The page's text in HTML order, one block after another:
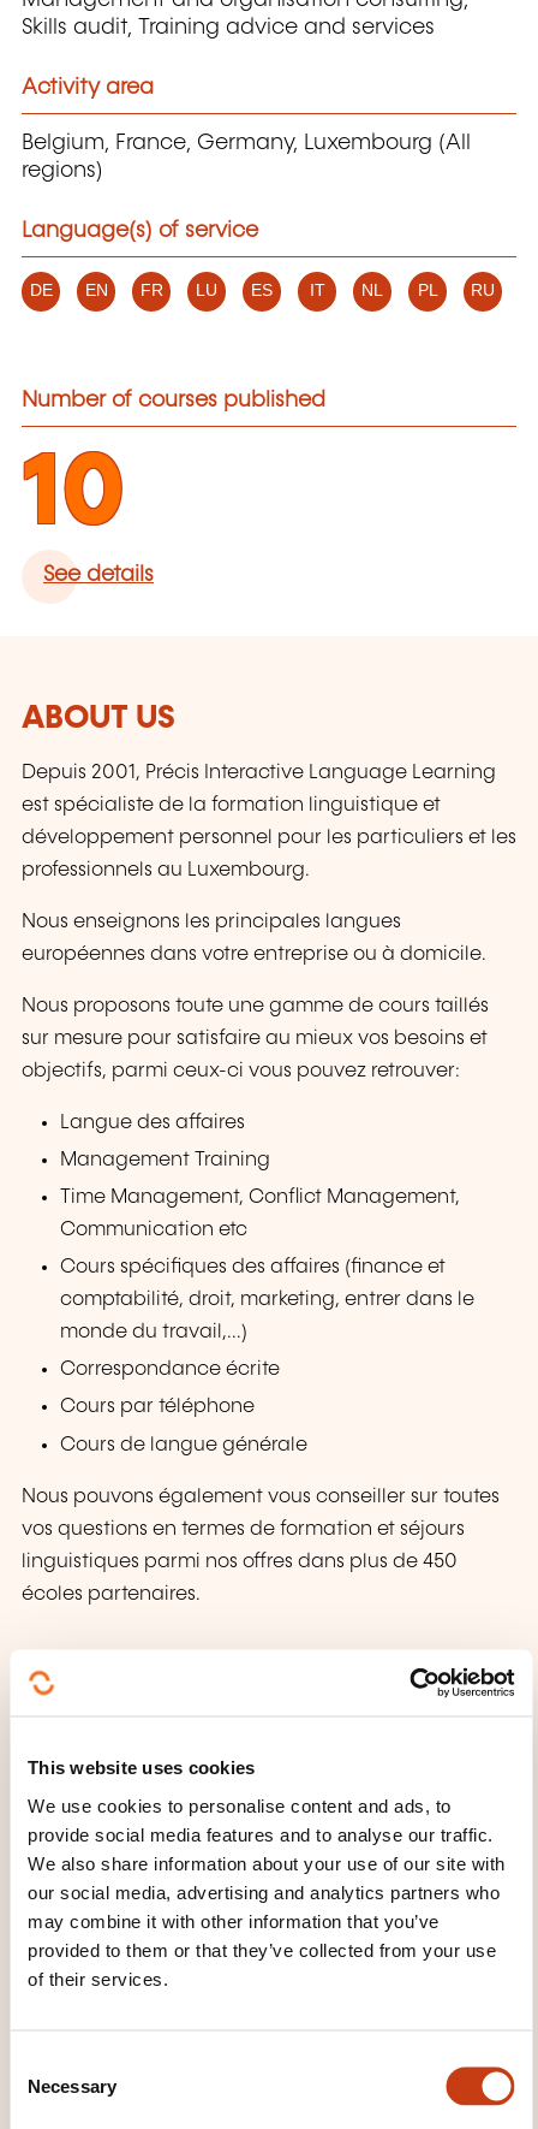
This website uses cookies
We use cookies to personalise content and ads, to
provide social media features and to analyse our traffic.
We also share information about your use of our site with
our social media, advertising and analytics partners who
may combine it with other information that you’ve
provided to them or that they’ve collected from your use
of their services.
Necessary
Skills audit, Training advice and services
Activity area
Belgium, France, Germany, Luxembourg (All
regions)
Language(s) of service
DE EN FR LU ES IT NL PL RU
Number of courses published
10
See details
ABOUT US
Depuis 2001, Précis Interactive Language Learning
est spécialiste de la formation linguistique et
développement personnel pour les particuliers et les
professionnels au Luxembourg.
Nous enseignons les principales langues
européennes dans votre entreprise ou à domicile.
Nous proposons toute une gamme de cours taillés
sur mesure pour satisfaire au mieux vos besoins et
objectifs, parmi ceux-ci vous pouvez retrouver:
Langue des affaires
Management Training
Time Management, Conflict Management,
Communication etc
Cours spécifiques des affaires (finance et
comptabilité, droit, marketing, entrer dans le
monde du travail,...)
Correspondance écrite
Cours par téléphone
Cours de langue générale
Nous pouvons également vous conseiller sur toutes
vos questions en termes de formation et séjours
linguistiques parmi nos offres dans plus de 450
écoles partenaires.
TEACHING METHODS
formation, votre niveau sera évalué afin de cibler au
mieux le contenu des leçons. Les professeurs suivent
régulièrement l'évolution de vos progrès.
TRAINING DOMAINS
resources